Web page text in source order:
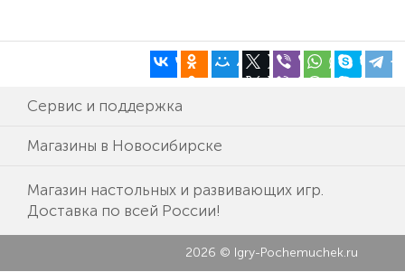
Сервис и поддержка
Магазины в Новосибирске
Магазин настольных и развивающих игр.
Доставка по всей России!
2026 © Igry-Pochemuchek.ru